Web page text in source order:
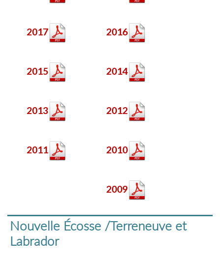
2017 2016
2015 2014
2013 2012
2011 2010
2009
Nouvelle Écosse /Terreneuve et
Labrador